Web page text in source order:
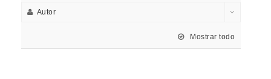
Autor
Mostrar todo